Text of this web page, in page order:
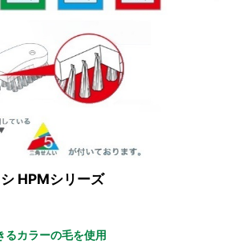
HPMシリーズ
るカラーの毛を使用